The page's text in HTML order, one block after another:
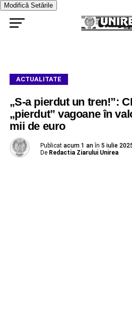
Modifică Setările
ACTUALITATE
„S-a pierdut un tren!”:
„pierdut” vagoane în
mii de euro
Publicat acum 1 an în 5 iulie
De Redactia Ziarului Unirea